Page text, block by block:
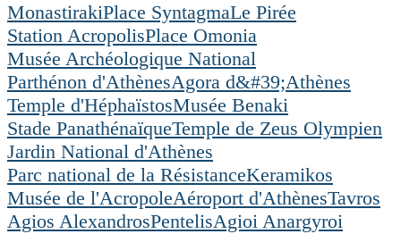
MonastirakiPlace SyntagmaLe Pirée
Station AcropolisPlace Omonia
Musée Archéologique National
Parthénon d'AthènesAgora d&#39;Athènes
Temple d'HéphaïstosMusée Benaki
Stade PanathénaïqueTemple de Zeus Olympien
Jardin National d'Athènes
Parc national de la RésistanceKeramikos
Musée de l'AcropoleAéroport d'AthènesTavros
Agios AlexandrosPentelisAgioi Anargyroi